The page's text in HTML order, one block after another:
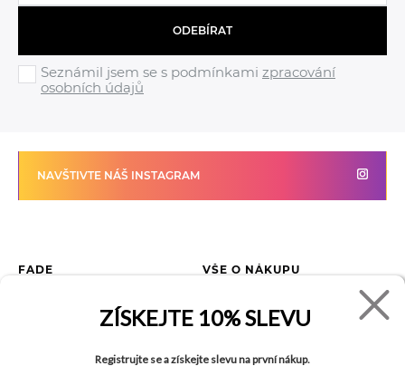
ODEBÍRAT
Seznámil jsem se s podmínkami zpracování
osobních údajů
NAVŠTIVTE NÁŠ INSTAGRAM
FADE
VŠE O NÁKUPU
Jak reklamovat zboží
Tabulka velikostí
ZÍSKEJTE 10% SLEVU
Registrujte se a získejte slevu na první nákup.